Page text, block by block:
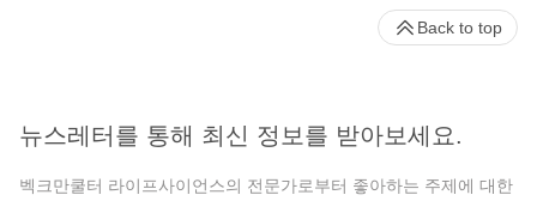
뉴스레터를 통해 최신 정보를 받아보세요.
벡크만쿨터 라이프사이언스의 전문가로부터 좋아하는 주제에 대한
Back to top